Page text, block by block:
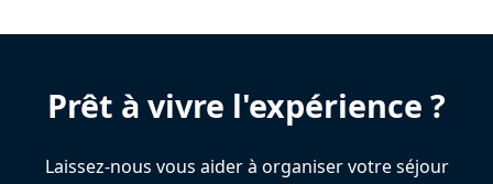
Prêt à vivre l'expérience ?
Laissez-nous vous aider à organiser votre séjour